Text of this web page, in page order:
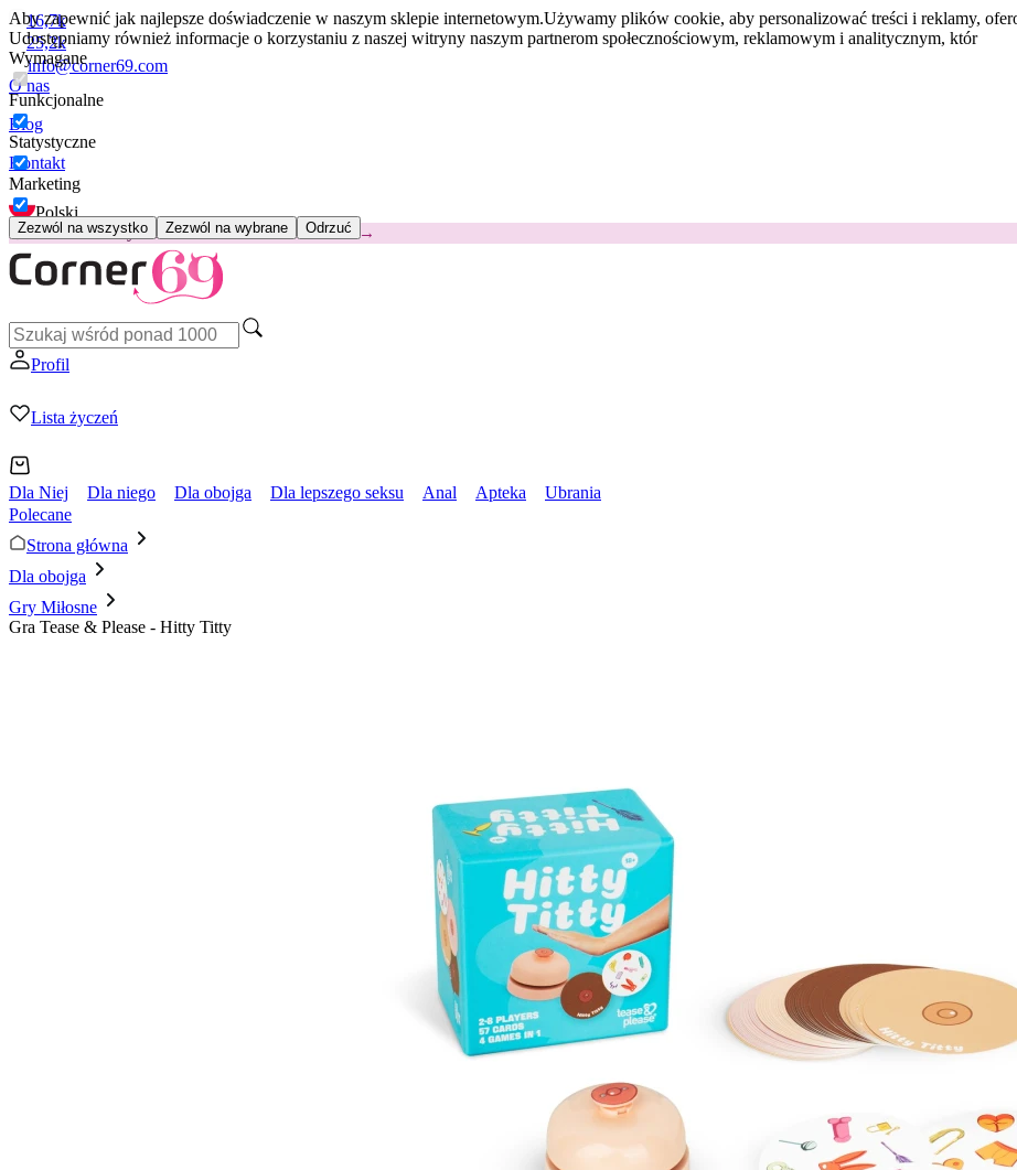
Aby zapewnić jak najlepsze doświadczenie w naszym sklepie internetowym.Używamy plików cookie, aby personalizować treści i reklamy,
Udostępniamy również informacje o korzystaniu z naszej witryny naszym partnerom społecznościowym, reklamowym i analitycznym, któr
Wymagane
Funkcjonalne
Statystyczne
Marketing
Zezwól na wszystko Zezwól na wybrane Odrzuć
16,7k
25,2k
info@corner69.com
O nas
Blog
Kontakt
Polski
😽Svakom Klitty: 65 zł TANIEJKod: KLITTY →
Profil
Lista życzeń
Dla Niej Dla niego Dla obojga Dla lepszego seksu Anal Apteka
Ubrania
Polecane
Strona główna
Dla obojga
Gry Miłosne
Gra Tease & Please - Hitty Titty